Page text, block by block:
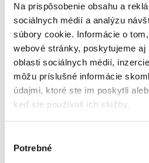
Na prispôsobenie obsahu a
sociálnych médií a analýzu
súbory cookie. Informácie o
webové stránky, poskytujeme aj
oblasti sociálnych médií,
môžu príslušné informácie
údajmi, ktoré ste im poskytli
keď ste používali ich služby.
súhlasu
Potrebné
Produkty
Doplnky
Dámske
Tašky
Taška dámska - Tom Tailor
Taška dámska - Tom Tailor
Produkty